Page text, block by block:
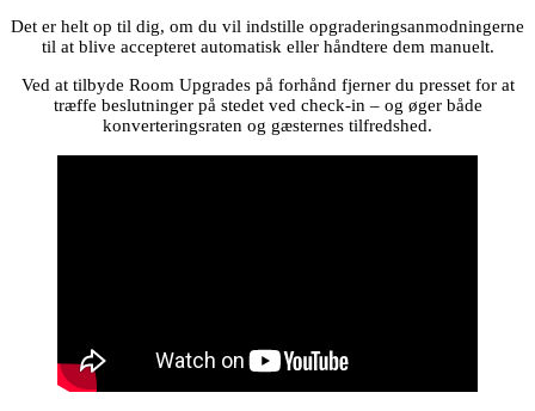
Det er helt op til dig, om du vil indstille opgraderingsanmodningerne
til at blive accepteret automatisk eller håndtere dem manuelt.
Ved at tilbyde Room Upgrades på forhånd fjerner du presset for at
træffe beslutninger på stedet ved check-in – og øger både
konverteringsraten og gæsternes tilfredshed.